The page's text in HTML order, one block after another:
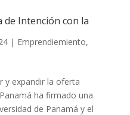
de Intención con la
| Emprendiemiento,
y expandir la oferta
ha firmado una
de Panamá y el